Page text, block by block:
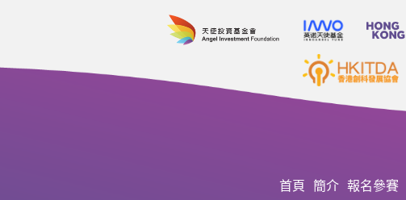
首頁 簡介 報名參賽